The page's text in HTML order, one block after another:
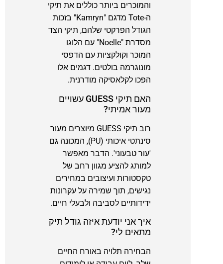
והמוכרים ביותר כוללים את תיקי
ה-Tote מדגם "Kamryn" בזכות
הגודל הפרקטי שלהם, תיקי הצד
מסדרת "Noelle" עם הלוגו
המוכר וקולקציות עם הדפסי
מונוגרמה בולטים. דגמים אלו
הפכו לקלאסיקה מודרנית.
האם תיקי GUESS עשויים
מעור אמיתי?
רוב תיקי GUESS מיוצרים מעור
סינתטי איכותי (PU), המכונה גם
'עור טבעוני'. הדבר מאפשר
למותג להציע מגוון רחב של
טקסטורות ועיצובים במחירים
נגישים, תוך שמירה על עקרונות
ידידותיים לסביבה ולבעלי חיים.
איך אני יודעת איזה גודל תיק
מתאים לי?
הבחירה תלויה באורח החיים